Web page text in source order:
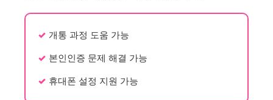
개통 과정 도움 가능
본인인증 문제 해결 가능
휴대폰 설정 지원 가능